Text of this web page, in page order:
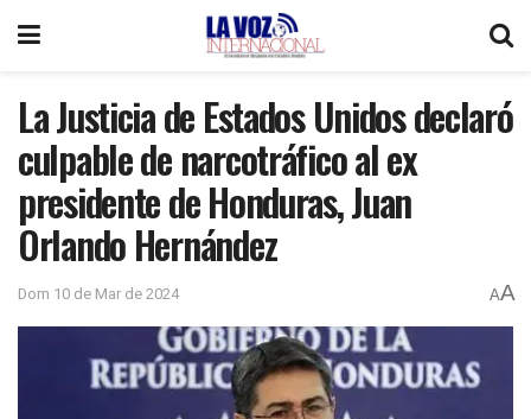
La Justicia de Estados Unidos declaró
culpable de narcotráfico al ex
presidente de Honduras, Juan
Orlando Hernández
Dom 10 de Mar de 2024 AA